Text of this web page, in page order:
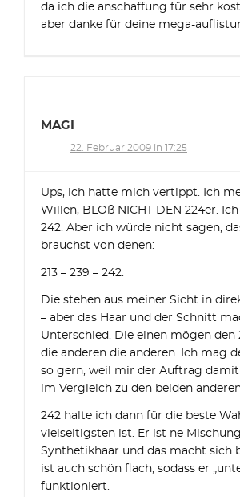
da ich die anschaffung für sehr
aber danke für deine mega-
MAGI
22. Februar 2009 in 17:25
Ups, ich hatte mich vertippt. Ich
Willen, BLOß NICHT DEN 224er.
242. Aber ich würde nicht sagen,
brauchst von denen:
213 – 239 – 242.
Die stehen aus meiner Sicht in
– aber das Haar und der Schnitt
Unterschied. Die einen mögen den
die anderen die anderen. Ich mag
so gern, weil mir der Auftrag damit
im Vergleich zu den beiden
242 halte ich dann für die beste
vielseitigsten ist. Er ist ne
Synthetikhaar und das macht sich
ist auch schön flach, sodass er
funktioniert.